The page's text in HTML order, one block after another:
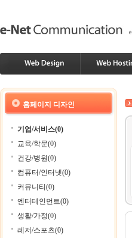
홈페이지 디자인
기업/서비스(0)
교육/학문(0)
건강/병원(0)
컴퓨터/인터넷(0)
커뮤니티(0)
엔터테인먼트(0)
생활/가정(0)
레저/스포츠(0)